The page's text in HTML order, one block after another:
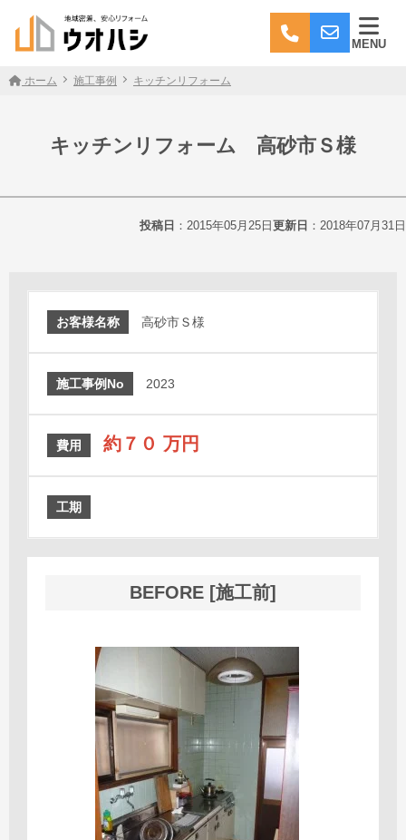
MENU
ホーム 施工事例 キッチンリフォーム
キッチンリフォーム 高砂市Ｓ様
投稿日 ：2015年05月25日 更新日 ：2018年07月31日
お客様名称 高砂市Ｓ様
施工事例No 2023
費用 約７０ 万円
工期
BEFORE [施工前]